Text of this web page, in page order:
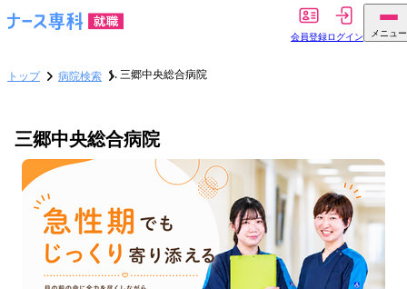
会員登録ログイン メニュー
トップ 病院検索 三郷中央総合病院
三郷中央総合病院